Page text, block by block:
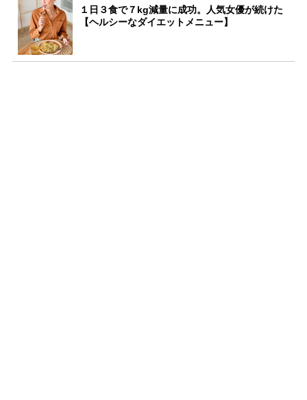
１日３食で７kg減量に成功。人気女優が続けた
【ヘルシーなダイエットメニュー】